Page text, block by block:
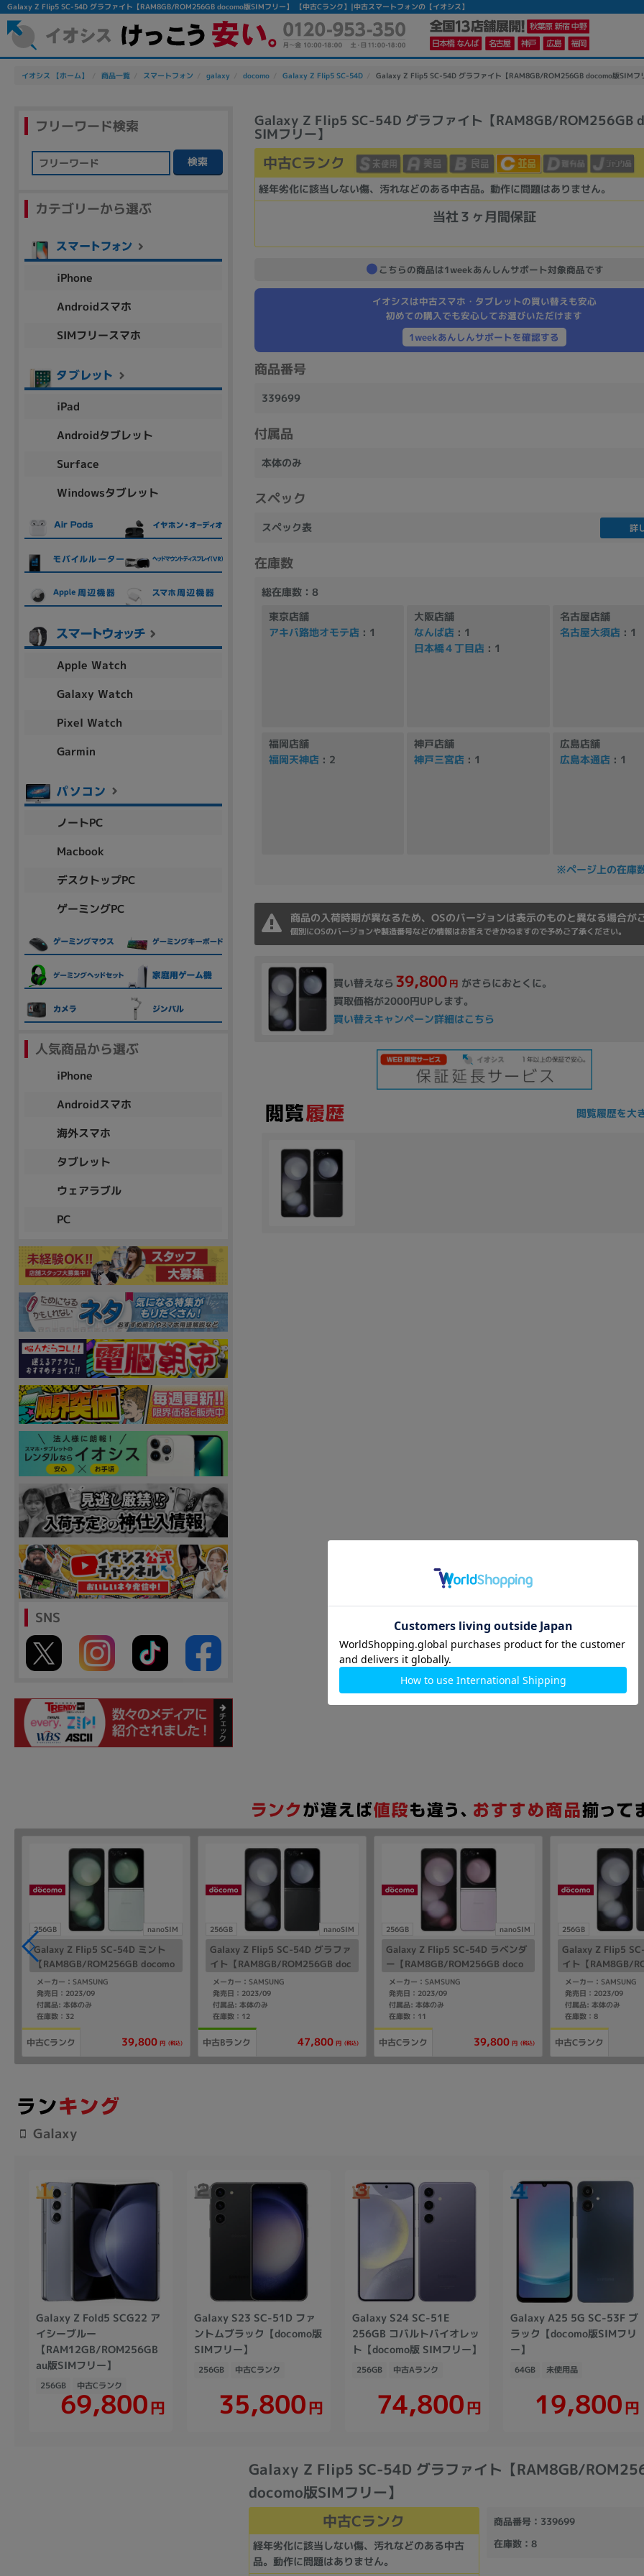
Galaxy Z Flip5 SC-54D グラファイト【RAM8GB/ROM256GB docomo版SIMフリー】 【中古Cランク】|中古スマートフォンの【イオシス】
イオシス 【ホーム】 商品一覧 スマートフォン galaxy docomo Galaxy Z Flip5 SC-54D Galaxy Z Flip5 SC-54D グラファイト【RAM8GB/ROM256GB docomo版SIMフ
Galaxy Z Flip5 SC-54D グラファイト【RAM8GB/ROM256GB
SIMフリー】
中古Cランク
経年劣化に該当しない傷、汚れなどのある中古品。動作に問題はありません。
当社３ヶ月間保証
こちらの商品は1weekあんしんサポート対象商品です
イオシスは中古スマホ・タブレットの買い替えも安心
初めての購入でも安心してお選びいただけます
1weekあんしんサポートを確認する
商品番号
339699
付属品
本体のみ
スペック
スペック表 詳
在庫数
総在庫数：8
東京店舗
アキバ路地オモテ店 : 1
大阪店舗
なんば店 : 1
日本橋４丁目店 : 1
名古屋店舗
名古屋大須店 : 1
福岡店舗
福岡天神店 : 2
神戸店舗
神戸三宮店 : 1
広島店舗
広島本通店 : 1
※ページ上の在庫
商品の入荷時期が異なるため、OSのバージョンは表示のものと異なる場合が
個別にOSのバージョンや製造番号などの情報はお答えできかねますので予めご了承ください。
買い替えなら 39,800 円 がさらにおとくに。
買取価格が2000円UPします。
買い替えキャンペーン詳細はこちら
閲覧履歴を大
フリーワード検索
検索
カテゴリーから選ぶ
iPhone
Androidスマホ
SIMフリースマホ
iPad
Androidタブレット
Surface
Windowsタブレット
Apple Watch
Galaxy Watch
Pixel Watch
Garmin
ノートPC
Macbook
デスクトップPC
ゲーミングPC
人気商品から選ぶ
iPhone
Androidスマホ
海外スマホ
タブレット
ウェアラブル
PC
SNS
256GB nanoSIM
Galaxy Z Flip5 SC-54D ミント
【RAM8GB/ROM256GB docomo
版SIMフリー】
メーカー：SAMSUNG
発売日：2023/09
付属品: 本体のみ
在庫数：32
中古Cランク 39,800 円 (税込)
256GB nanoSIM
Galaxy Z Flip5 SC-54D グラファ
イト【RAM8GB/ROM256GB doc
omo版SIMフリー】
メーカー：SAMSUNG
発売日：2023/09
付属品: 本体のみ
在庫数：12
中古Bランク 47,800 円 (税込)
256GB nanoSIM
Galaxy Z Flip5 SC-54D ラベンダ
ー【RAM8GB/ROM256GB doco
mo版SIMフリー】
メーカー：SAMSUNG
発売日：2023/09
付属品: 本体のみ
在庫数：11
中古Cランク 39,800 円 (税込)
256GB
Galaxy Z Flip5
イト【RAM8GB/
omo版SIMフリー】
メーカー：SAMSUNG
発売日：2023/09
付属品: 本体のみ
在庫数：8
中古Cランク
Galaxy
Galaxy Z Fold5 SCG22 ア
イシーブルー
【RAM12GB/ROM256GB
au版SIMフリー】
256GB 中古Cランク
69,800円
Galaxy S23 SC-51D ファ
ントムブラック【docomo版
SIMフリー】
256GB 中古Cランク
35,800円
Galaxy S24 SC-51E
256GB コバルトバイオレッ
ト【docomo版 SIMフリー】
256GB 中古Aランク
74,800円
Galaxy A25 5G SC-53F ブ
ラック【docomo版SIMフリ
ー】
64GB 未使用品
19,800円
Galaxy Z Flip5 SC-54D グラファイト【RAM8GB/
docomo版SIMフリー】
中古Cランク
経年劣化に該当しない傷、汚れなどのある中古
品。動作に問題はありません。
商品番号：339699
在庫数：8
除外ワード
人気の検索ワード：Let's note EliteBook
カテゴリー
ノートPC デスクPC
商品シリーズ名・ブランド名の絞り込み。
aspire Inspiron
メーカー
製造、販売メーカーの絞り込み
商品の搭載機能による絞り込み
Webカメラ内蔵
ランク
商品状態の絞り込み
新品/未使用 中古 新品 Aランク Bランク Cランク Apple M1 Apple M2 Ryzen 9
Core i7
MacOS ChromeOS
容量
~
円 ～
各項目のチェックボックスは「or検索」となります。